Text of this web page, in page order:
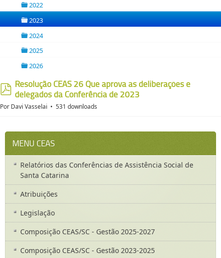
folder
2022
folder
2023
2024
2025
2026
pdf
Resolução CEAS 26 Que aprova as deliberações e
delegados da Conferência de 2023
Por Davi Vasselai 531 downloads
MENU CEAS
Relatórios das Conferências de Assistência Social de
Santa Catarina
Atribuições
Legislação
Composição CEAS/SC - Gestão 2025-2027
Composição CEAS/SC - Gestão 2023-2025